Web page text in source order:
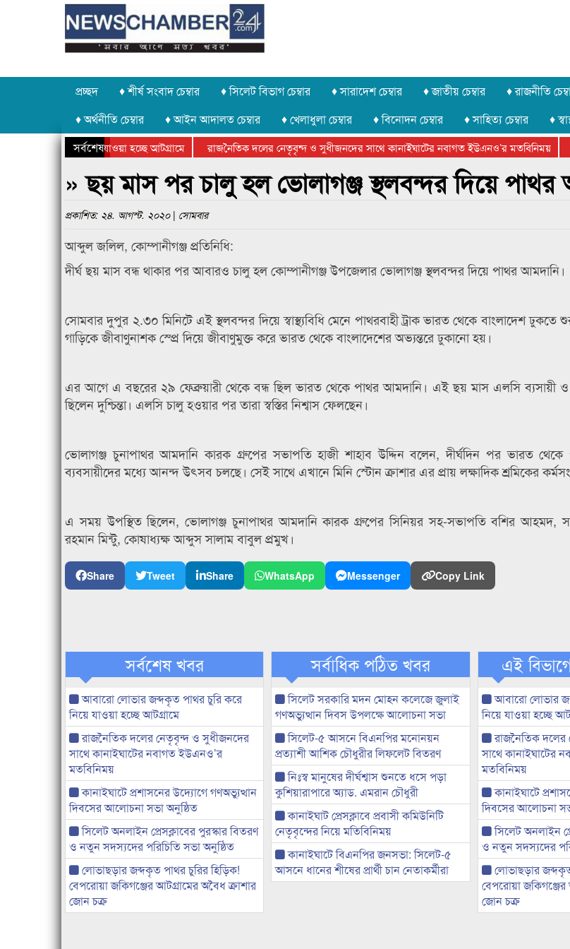
প্রচ্ছদ ♦ শীর্ষ সংবাদ চেম্বার ♦ সিলেট বিভাগ চেম্বার ♦ সারাদেশ চেম্বার ♦ জাতীয় চেম্বার ♦ রাজনীতি
♦ অর্থনীতি চেম্বার
♦ আইন আদালত চেম্বার ♦ খেলাধুলা চেম্বার ♦ বিনোদন চেম্বার ♦ সাহিত্য চেম্বার ♦
সর্বশেষ
চুরি করে নিয়ে যাওয়া হচ্ছে আটগ্রামে রাজনৈতিক দলের নেতৃবৃন্দ ও সুধীজনদের সাথে কানাইঘাটের নবাগত ইউএনও’র মতবিনিময়
ক্রীড়া প্রতিযোগিতার পুরস্কার বিতরণ সম্পন্ন
সিলেটে বাংলাদেশ গ্রুপ থিয়েটার ফেডারেশানের বিভাগীয় অভিনয় কর্মশালা সম্পন্ন
» ছয় মাস পর চালু হল ভোলাগঞ্জ স্থলবন্দর দিয়ে পাথর
প্রকাশিত: ২৪. আগস্ট. ২০২০ | সোমবার
আব্দুল জলিল, কোম্পানীগঞ্জ প্রতিনিধি:
দীর্ঘ ছয় মাস বন্ধ থাকার পর আবারও চালু হল কোম্পানীগঞ্জ উপজেলার ভোলাগঞ্জ স্থলবন্দর দিয়ে পাথর আমদানি।
সোমবার দুপুর ২.৩০ মিনিটে এই স্থলবন্দর দিয়ে স্বাস্থ্যবিধি মেনে পাথরবাহী ট্রাক ভারত থেকে বাংলাদেশ
গাড়িকে জীবাণুনাশক স্প্রে দিয়ে জীবাণুমুক্ত করে ভারত থেকে বাংলাদেশের অভ্যন্তরে ঢুকানো হয়।
এর আগে এ বছরের ২৯ ফেব্রুয়ারী থেকে বন্ধ ছিল ভারত থেকে পাথর আমদানি। এই ছয় মাস এলসি ব্যসায়ী ও
ছিলেন দুশ্চিন্তা। এলসি চালু হওয়ার পর তারা স্বস্তির নিশ্বাস ফেলছেন।
ভোলাগঞ্জ চুনাপাথর আমদানি কারক গ্রুপের সভাপতি হাজী শাহাব উদ্দিন বলেন, দীর্ঘদিন পর ভারত
ব্যবসায়ীদের মধ্যে আনন্দ উৎসব চলছে। সেই সাথে এখানে মিনি স্টোন ক্রাশার এর প্রায় লক্ষাদিক শ্রমিকের
এ সময় উপস্থিত ছিলেন, ভোলাগঞ্জ চুনাপাথর আমদানি কারক গ্রুপের সিনিয়র সহ-সভাপতি বশির আহমদ,
রহমান মিন্টু, কোষাধ্যক্ষ আব্দুস সালাম বাবুল প্রমুখ।
Share Tweet Share WhatsApp Messenger Copy Link
সর্বশেষ খবর
আবারো লোভার জব্দকৃত পাথর চুরি করে
নিয়ে যাওয়া হচ্ছে আটগ্রামে
রাজনৈতিক দলের নেতৃবৃন্দ ও সুধীজনদের
সাথে কানাইঘাটের নবাগত ইউএনও’র
মতবিনিময়
কানাইঘাটে প্রশাসনের উদ্যোগে গণঅভ্যুত্থান
দিবসের আলোচনা সভা অনুষ্ঠিত
সিলেট অনলাইন প্রেসক্লাবের পুরস্কার বিতরণ
ও নতুন সদস্যদের পরিচিতি সভা অনুষ্ঠিত
লোভাছড়ার জব্দকৃত পাথর চুরির হিড়িক!
বেপরোয়া জকিগঞ্জের আটগ্রামের অবৈধ ক্রাশার
জোন চক্র
সর্বাধিক পঠিত খবর
সিলেট সরকারি মদন মোহন কলেজে জুলাই
গণঅভ্যুত্থান দিবস উপলক্ষে আলোচনা সভা
সিলেট-৫ আসনে বিএনপির মনোনয়ন
প্রত্যাশী আশিক চৌধুরীর লিফলেট বিতরণ
নিঃস্ব মানুষের দীর্ঘশ্বাস শুনতে ধসে পড়া
কুশিয়ারাপারে অ্যাড. এমরান চৌধুরী
কানাইঘাট প্রেসক্লাবে প্রবাসী কমিউনিটি
নেতৃবৃন্দের নিয়ে মতিবিনিময়
কানাইঘাটে বিএনপির জনসভা: সিলেট-৫
আসনে ধানের শীষের প্রার্থী চান নেতাকর্মীরা
এই
আবারো লোভার
নিয়ে যাওয়া হচ্ছে
রাজনৈতিক দলের
সাথে কানাইঘাটের
মতবিনিময়
কানাইঘাটে
দিবসের আলোচনা
সিলেট অনলাইন
ও নতুন সদস্যদের
লোভাছড়ার
বেপরোয়া জকিগঞ্জের
জোন চক্র